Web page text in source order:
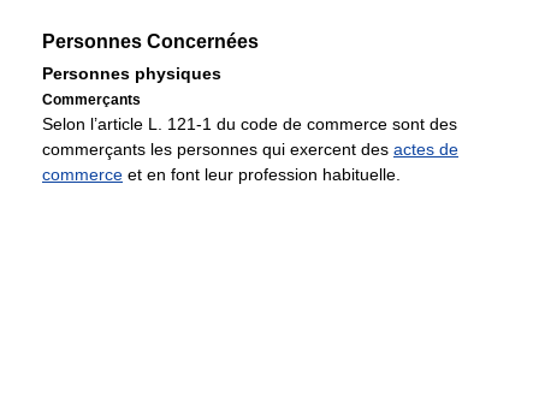
Personnes Concernées
Personnes physiques
Commerçants
Selon l’article L. 121-1 du code de commerce sont des
commerçants les personnes qui exercent des actes de
commerce et en font leur profession habituelle.